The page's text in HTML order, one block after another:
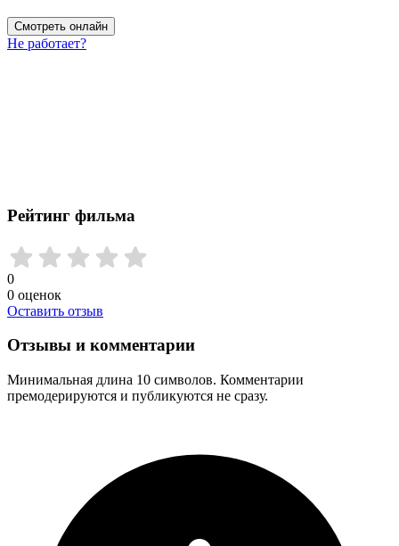
Смотреть онлайн
Не работает?
Рейтинг фильма
0
0 оценок
Оставить отзыв
Отзывы и комментарии
Минимальная длина 10 символов. Комментарии
премодерируются и публикуются не сразу.